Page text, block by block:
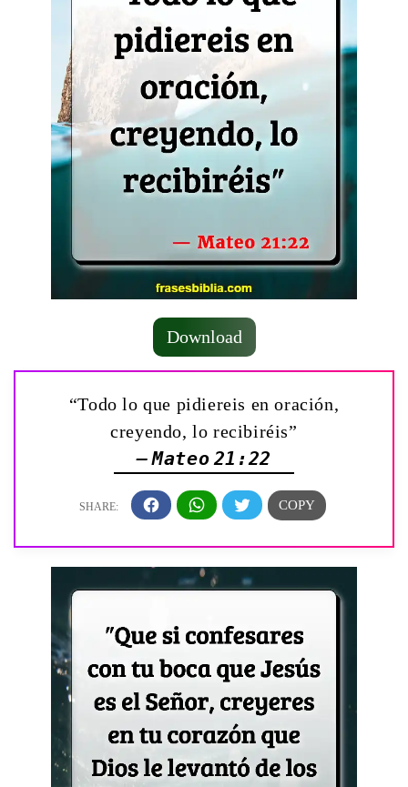
Download
“Todo lo que pidiereis en oración,
creyendo, lo recibiréis”
— Mateo 21:22